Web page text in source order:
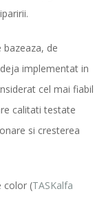
de
implementat in
cel mai fiabil
calitati testate
si cresterea
color (TASKalfa